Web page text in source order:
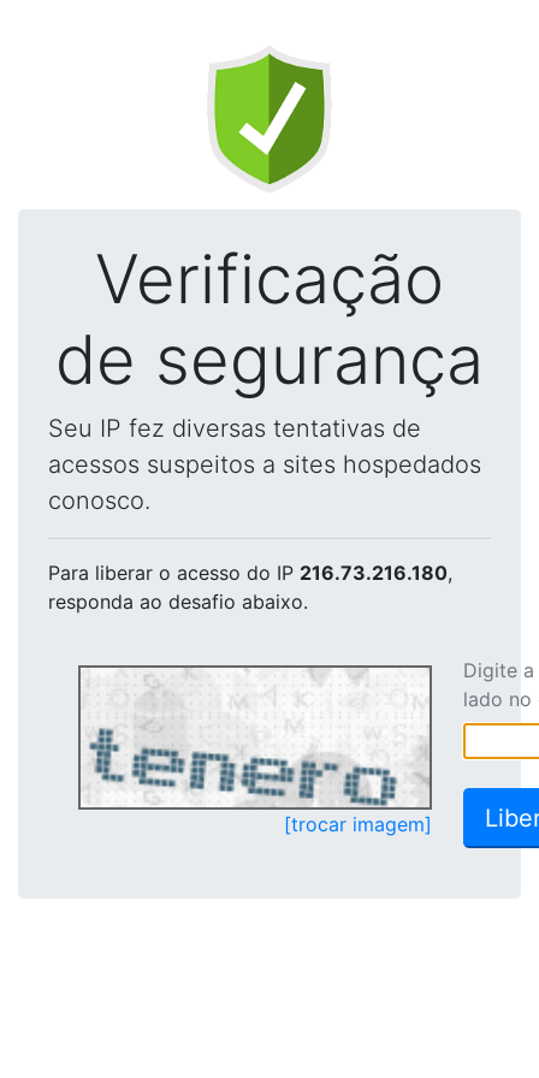
Verificação
de segurança
Seu IP fez diversas tentativas de
acessos suspeitos a sites hospedados
conosco.
Para liberar o acesso do IP 216.73.216.180,
responda ao desafio abaixo.
[trocar imagem]
Digite
lado no